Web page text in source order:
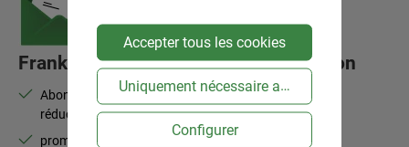
Frank Flechtwaren-Lettre d'information
Abonnez-vous à la newsletter et bénéficiez de 10 % de
réduction
promotions, nouveautés, best-sellers
Accepter tous les cookies
Uniquement nécessaire au niveau technique
Configurer